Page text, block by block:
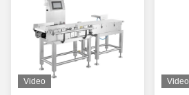
Video Video